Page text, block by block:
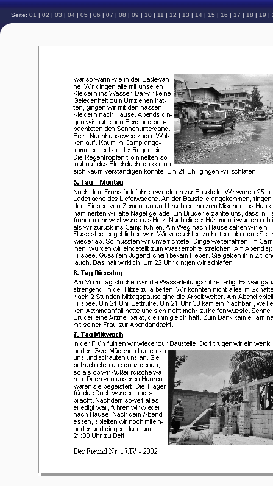
Seite: 01 | 02 | 03 | 04 | 05 | 06 | 07 | 08 | 09 | 10 | 11 | 12 | 13 | 14 | 15 | 16 | 17 | 18 | 19 |